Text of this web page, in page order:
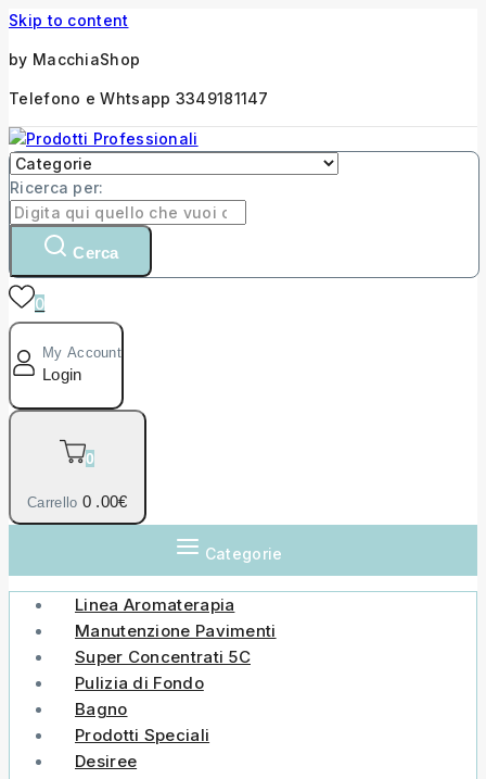
Skip to content
by MacchiaShop
Telefono e Whtsapp 3349181147
Ricerca per:
Cerca
0
My Account
Login
0
Carrello 0 .00€
Categorie
Linea Aromaterapia
Manutenzione Pavimenti
Super Concentrati 5C
Pulizia di Fondo
Bagno
Prodotti Speciali
Desiree